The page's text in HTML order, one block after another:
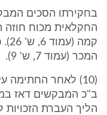
בחקירתו הסכים
החקלאית מכוח חוזה
המכר (עמוד 7, ש' 9).
(10) לאחר
ב"כ המבקשים דאז
הליך העברת